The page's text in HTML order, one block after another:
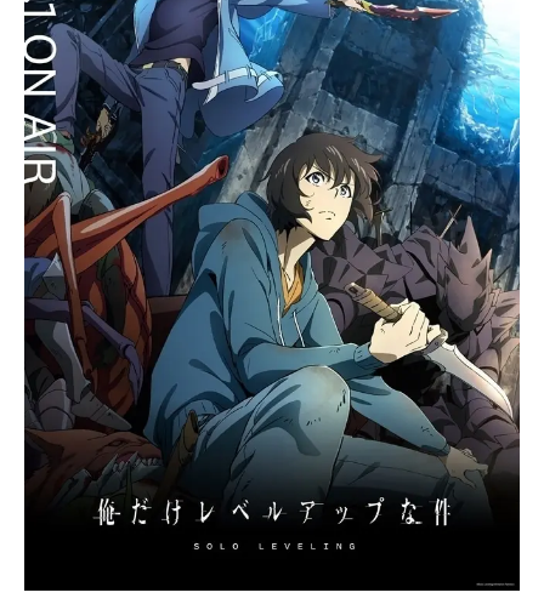
界(ゲヘナ)を融和する、と。そしてと
ある「計画」のため、出雲が必要だ
と言うが……。作品名青の祓魔師島
根啓明結社篇放送形態TVアニメシリ
ーズ青の祓魔師スケジュール2024年
1月6日（土）〜2024年3月23日
（土）TOKYOMX・BS11ほか話数全
12話キャスト奥村燐：岡本信彦奥村
雪男：福山潤杜山しえみ：花澤香菜
勝呂竜士：中井和哉志摩廉造：遊佐
浩二三輪子猫丸：梶裕貴神木出雲：
喜多村英梨クロ：高垣彩陽霧隠シュ
ラ：佐藤利奈アーサー・A・エンジェ
ル：小野大輔ルーイン・ライト：関
智一外道院ミハエル：檜山修之ルシ
フェル：内山昂輝メフィスト・フェ
レス：神谷浩史藤本獅郎：平田広明
スタッフ原作：加藤和恵（集英社
「ジャンプSQ.」連載）監督：吉田大
輔シ...